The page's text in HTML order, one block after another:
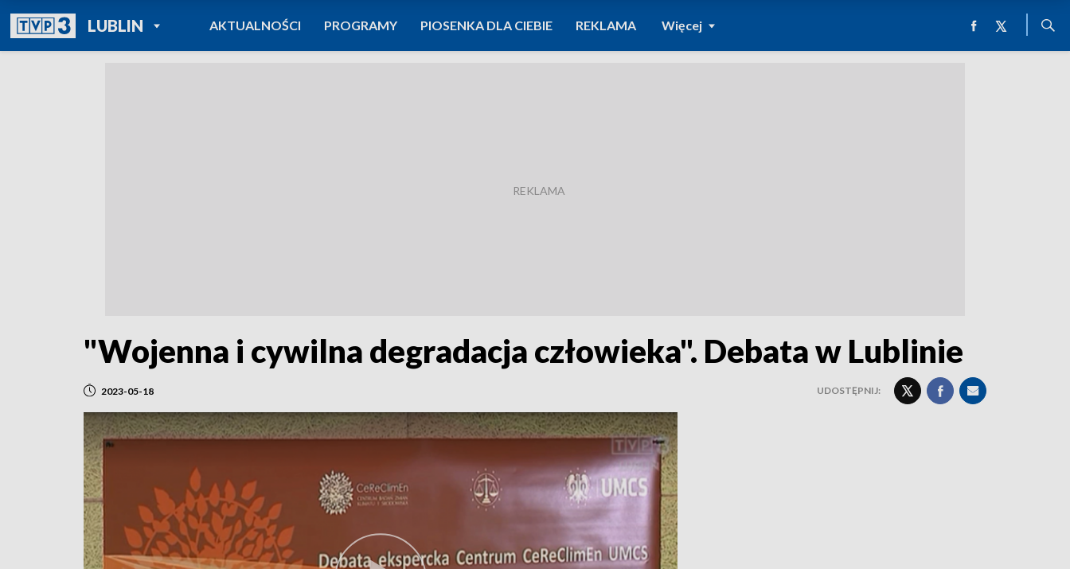
LUBLINPOWRÓT DO
TVP REGIONY
AKTUALNOŚCI PROGRAMY PIOSENKA DLA CIEBIE REKLAMA Więcej
"Wojenna i cywilna degradacja człowieka". Debata w Lublinie
2023-05-18 UDOSTĘPNIJ: